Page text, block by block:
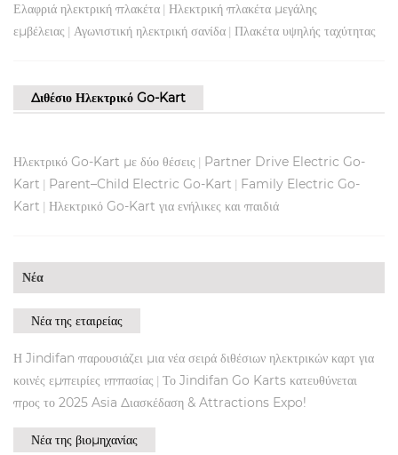
Ελαφριά ηλεκτρική πλακέτα Ηλεκτρική πλακέτα μεγάλης
εμβέλειας
Αγωνιστική ηλεκτρική σανίδα Πλακέτα υψηλής ταχύτητας
Διθέσιο Ηλεκτρικό Go-Kart
Ηλεκτρικό Go-Kart με δύο θέσεις
Partner Drive Electric Go-
Kart
Parent–Child Electric Go-Kart
Family Electric Go-
Kart
Ηλεκτρικό Go-Kart για ενήλικες και παιδιά
Νέα
Νέα της εταιρείας
Η Jindifan παρουσιάζει μια νέα σειρά διθέσιων ηλεκτρικών καρτ για
κοινές εμπειρίες ιππασίας
Το Jindifan Go Karts κατευθύνεται
προς το 2025 Asia Διασκέδαση & Attractions Expo!
Νέα της βιομηχανίας